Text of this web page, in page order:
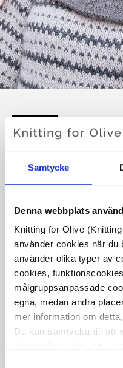
Samtycke
Denna webbplats
Knitting for Olive (Knitting
använder cookies när du
använder olika typer av
cookies,
målgruppsanpassade
egna, medan andra
mer information om
Du kan samtycka till att
FERN
€4,20
SPRÅKET
Köp av garn?
JAG SKULLE VILJA